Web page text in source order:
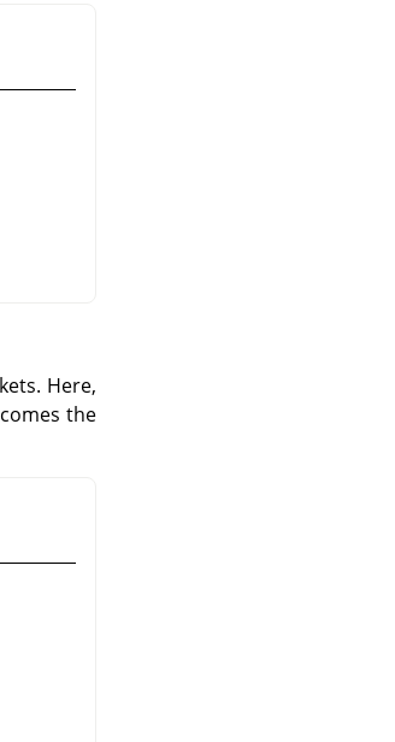
Here,
the